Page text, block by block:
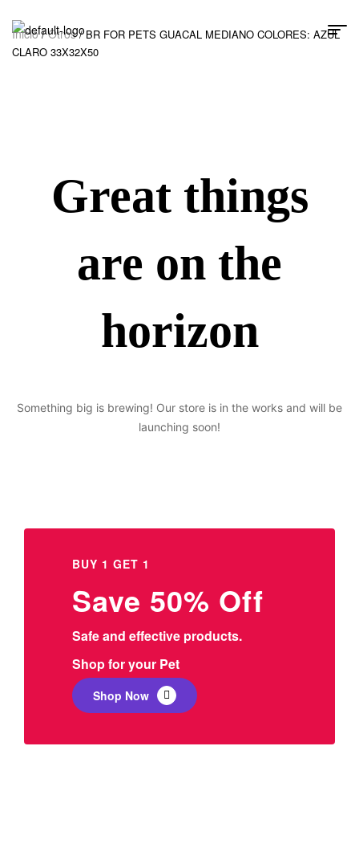
Inicio/Otros/ BR FOR PETS GUACAL MEDIANO COLORES: AZUL
CLARO 33X32X50
Great things
are on the
horizon
Something big is brewing! Our store is in the works and will be
launching soon!
BUY 1 GET 1
Save 50% Off
Safe and effective products.
Shop for your Pet
Shop Now